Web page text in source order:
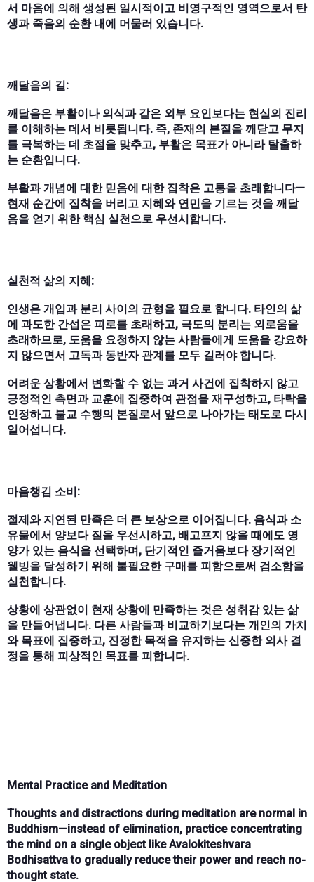
서 마음에 의해 생성된 일시적이고 비영구적인 영역으로서 탄
생과 죽음의 순환 내에 머물러 있습니다.
깨달음의 길:
깨달음은 부활이나 의식과 같은 외부 요인보다는 현실의 진리
를 이해하는 데서 비롯됩니다. 즉, 존재의 본질을 깨닫고 무지
를 극복하는 데 초점을 맞추고, 부활은 목표가 아니라 탈출하
는 순환입니다.
부활과 개념에 대한 믿음에 대한 집착은 고통을 초래합니다—
현재 순간에 집착을 버리고 지혜와 연민을 기르는 것을 깨달
음을 얻기 위한 핵심 실천으로 우선시합니다.
실천적 삶의 지혜:
인생은 개입과 분리 사이의 균형을 필요로 합니다. 타인의 삶
에 과도한 간섭은 피로를 초래하고, 극도의 분리는 외로움을
초래하므로, 도움을 요청하지 않는 사람들에게 도움을 강요하
지 않으면서 고독과 동반자 관계를 모두 길러야 합니다.
어려운 상황에서 변화할 수 없는 과거 사건에 집착하지 않고
긍정적인 측면과 교훈에 집중하여 관점을 재구성하고, 타락을
인정하고 불교 수행의 본질로서 앞으로 나아가는 태도로 다시
일어섭니다.
마음챙김 소비:
절제와 지연된 만족은 더 큰 보상으로 이어집니다. 음식과 소
유물에서 양보다 질을 우선시하고, 배고프지 않을 때에도 영
양가 있는 음식을 선택하며, 단기적인 즐거움보다 장기적인
웰빙을 달성하기 위해 불필요한 구매를 피함으로써 검소함을
실천합니다.
상황에 상관없이 현재 상황에 만족하는 것은 성취감 있는 삶
을 만들어냅니다. 다른 사람들과 비교하기보다는 개인의 가치
와 목표에 집중하고, 진정한 목적을 유지하는 신중한 의사 결
정을 통해 피상적인 목표를 피합니다.
Mental Practice and Meditation
Thoughts and distractions during meditation are normal in
Buddhism—instead of elimination, practice concentrating
the mind on a single objectlikeAvalokiteshvara
Bodhisattvato gradually reduce their powerand reach no-
thought state.